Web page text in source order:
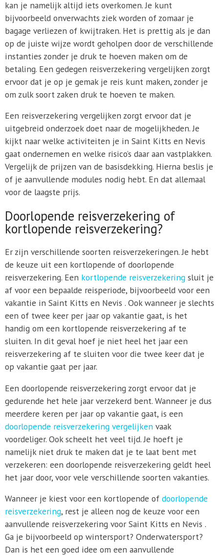
kan je namelijk altijd iets overkomen. Je kunt
bijvoorbeeld onverwachts ziek worden of zomaar je
bagage verliezen of kwijtraken. Het is prettig als je dan
op de juiste wijze wordt geholpen door de verschillende
instanties zonder je druk te hoeven maken om de
betaling. Een gedegen reisverzekering vergelijken zorgt
ervoor dat je op je gemak je reis kunt maken, zonder je
om zulk soort zaken druk te hoeven te maken.
Een reisverzekering vergelijken zorgt ervoor dat je
uitgebreid onderzoek doet naar de mogelijkheden. Je
kijkt naar welke activiteiten je in Saint Kitts en Nevis
gaat ondernemen en welke risico’s daar aan vastplakken.
Vergelijk de prijzen van de basisdekking. Hierna beslis je
of je aanvullende modules nodig hebt. En dat allemaal
voor de laagste prijs.
Doorlopende reisverzekering of
kortlopende reisverzekering?
Er zijn verschillende soorten reisverzekeringen. Je hebt
de keuze uit een kortlopende of doorlopende
reisverzekering. Een kortlopende reisverzekeringsluit je
af voor een bepaalde reisperiode, bijvoorbeeld voor een
vakantie in Saint Kitts en Nevis . Ook wanneer je slechts
een of twee keer per jaar op vakantie gaat, is het
handig om een kortlopende reisverzekering af te
sluiten. In dit geval hoef je niet heel het jaar een
reisverzekering af te sluiten voor die twee keer dat je
op vakantie gaat per jaar.
Een doorlopende reisverzekering zorgt ervoor dat je
gedurende het hele jaar verzekerd bent. Wanneer je dus
meerdere keren per jaar op vakantie gaat, is een
doorlopende reisverzekering vergelijkenvaak
voordeliger. Ook scheelt het veel tijd. Je hoeft je
namelijk niet druk te maken dat je te laat bent met
verzekeren: een doorlopende reisverzekering geldt heel
het jaar door, voor vele verschillende soorten vakanties.
Wanneer je kiest voor een kortlopende of doorlopende
reisverzekering, rest je alleen nog de keuze voor een
aanvullende reisverzekering voor Saint Kitts en Nevis .
Ga je bijvoorbeeld op wintersport? Onderwatersport?
Dan is het een goed idee om een aanvullende